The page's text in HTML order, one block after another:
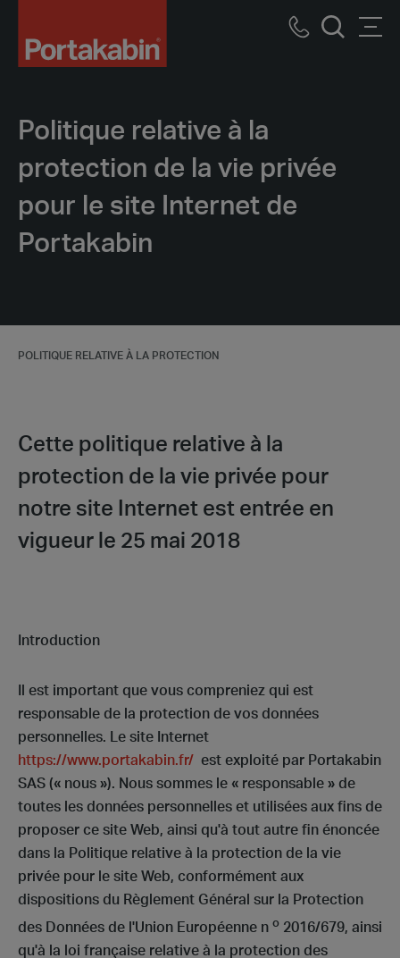
Call
Politique relative à la
protection de la vie privée
pour le site Internet de
Portakabin
POLITIQUE RELATIVE À LA PROTECTION
Cette politique relative à la
protection de la vie privée pour
notre site Internet est entrée en
vigueur le 25 mai 2018
Introduction
Il est important que vous compreniez qui est
responsable de la protection de vos données
personnelles. Le site Internet
https://www.portakabin.fr/ est exploité par Portakabin
SAS (« nous »). Nous sommes le « responsable » de
toutes les données personnelles et utilisées aux fins de
proposer ce site Web, ainsi qu'à tout autre fin énoncée
dans la Politique relative à la protection de la vie
privée pour le site Web, conformément aux
dispositions du Règlement Général sur la Protection
des Données de l'Union Européenne n o 2016/679, ainsi
qu'à la loi française relative à la protection des